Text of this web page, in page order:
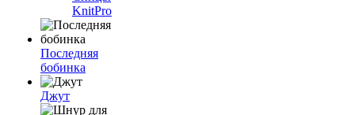
KnitPro
Последняя
бобинка
Джут